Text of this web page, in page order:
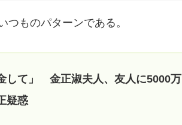
つものパターンである。
して」 金正淑夫人、友人に5000
疑惑